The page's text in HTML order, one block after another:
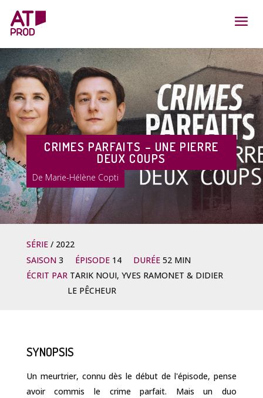
CRIMES PARFAITS – UNE PIERRE
DEUX COUPS
Marie-Hélène Copti
SÉRIE
2022
SAISON 3 ÉPISODE 14 DURÉE 52 MIN
ÉCRIT PAR TARIK NOUI, YVES RAMONET & DIDIER
LE PÊCHEUR
SYNOPSIS
Un meurtrier, connu dès le début de l'épisode, pense
avoir commis le crime parfait. Mais un duo